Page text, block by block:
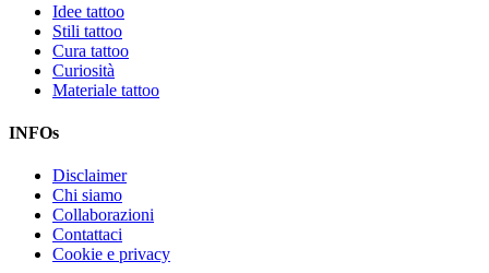
Idee tattoo
Stili tattoo
Cura tattoo
Curiosità
Materiale tattoo
INFOs
Disclaimer
Chi siamo
Collaborazioni
Contattaci
Cookie e privacy